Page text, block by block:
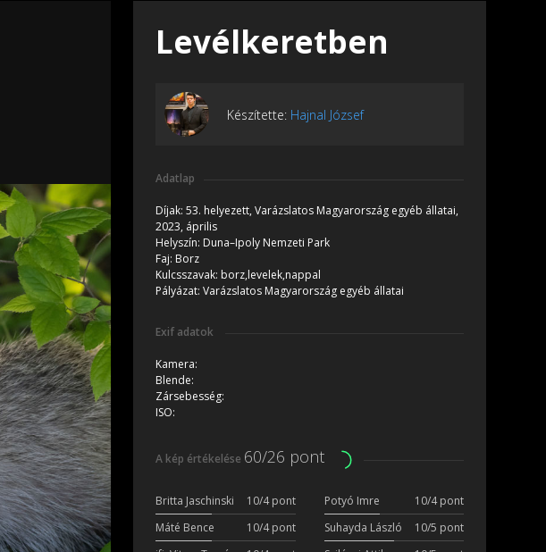
Levélkeretben
Készítette: Hajnal József
Adatlap
Díjak: 53. helyezett, Varázslatos Magyarország egyéb állatai,
2023, április
Helyszín: Duna–Ipoly Nemzeti Park
Faj: Borz
Kulcsszavak: borz,levelek,nappal
Pályázat: Varázslatos Magyarország egyéb állatai
Exif adatok
Kamera:
Blende:
Zársebesség:
ISO:
A kép értékelése 60/26 pont
Britta Jaschinski 10/4 pont Potyó Imre
10/4 pont
Máté Bence
10/4 pont Suhayda László
10/5 pont